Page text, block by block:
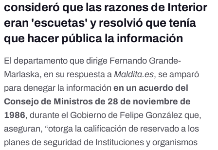
consideró que las razones de Interior
eran 'escuetas' y resolvió que tenía
que hacer pública la información
El departamento que dirige Fernando Grande-
Marlaska, en su respuesta a Maldita.es, se amparó
para denegar la información en un acuerdo del
Consejo de Ministros de 28 de noviembre de
1986, durante el Gobierno de Felipe González que,
aseguran, “otorga la calificación de reservado a los
planes de seguridad de Instituciones y organismos